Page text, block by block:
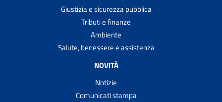
Giustizia e sicurezza pubblica
Tributi e finanze
Ambiente
Salute, benessere e assistenza
NOVITÀ
Notizie
Comunicati stampa